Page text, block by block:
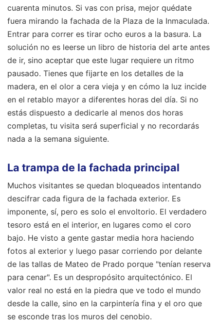
cuarenta minutos. Si vas con prisa, mejor quédate
fuera mirando la fachada de la Plaza de la Inmaculada.
Entrar para correr es tirar ocho euros a la basura. La
solución no es leerse un libro de historia del arte antes
de ir, sino aceptar que este lugar requiere un ritmo
pausado. Tienes que fijarte en los detalles de la
madera, en el olor a cera vieja y en cómo la luz incide
en el retablo mayor a diferentes horas del día. Si no
estás dispuesto a dedicarle al menos dos horas
completas, tu visita será superficial y no recordarás
nada a la semana siguiente.
La trampa de la fachada principal
Muchos visitantes se quedan bloqueados intentando
descifrar cada figura de la fachada exterior. Es
imponente, sí, pero es solo el envoltorio. El verdadero
tesoro está en el interior, en lugares como el coro
bajo. He visto a gente gastar media hora haciendo
fotos al exterior y luego pasar corriendo por delante
de las tallas de Mateo de Prado porque "tenían reserva
para cenar". Es un despropósito arquitectónico. El
valor real no está en la piedra que ve todo el mundo
desde la calle, sino en la carpintería fina y el oro que
se esconde tras los muros del cenobio.